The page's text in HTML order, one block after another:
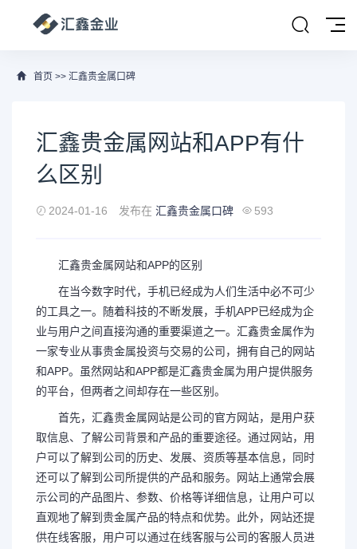
首页 >> 汇鑫贵金属口碑
汇鑫贵金属网站和APP有什
么区别
2024-01-16 发布在 汇鑫贵金属口碑 593
汇鑫贵金属网站和APP的区别
在当今数字时代，手机已经成为人们生活中必不可少
的工具之一。随着科技的不断发展，手机APP已经成为企
业与用户之间直接沟通的重要渠道之一。汇鑫贵金属作为
一家专业从事贵金属投资与交易的公司，拥有自己的网站
和APP。虽然网站和APP都是汇鑫贵金属为用户提供服务
的平台，但两者之间却存在一些区别。
首先，汇鑫贵金属网站是公司的官方网站，是用户获
取信息、了解公司背景和产品的重要途径。通过网站，用
户可以了解到公司的历史、发展、资质等基本信息，同时
还可以了解到公司所提供的产品和服务。网站上通常会展
示公司的产品图片、参数、价格等详细信息，让用户可以
直观地了解到贵金属产品的特点和优势。此外，网站还提
供在线客服，用户可以通过在线客服与公司的客服人员进